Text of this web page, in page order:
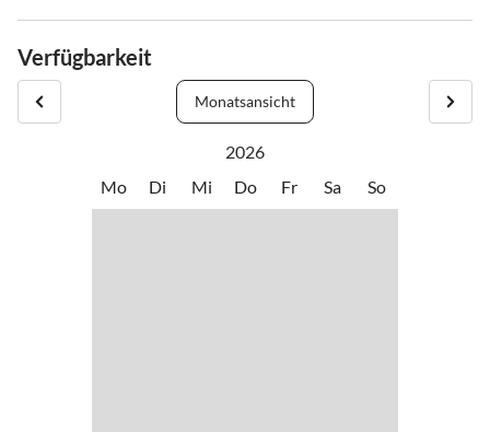
Verfügbarkeit
Monatsansicht
2026
Mo
Di Mi Do Fr Sa So